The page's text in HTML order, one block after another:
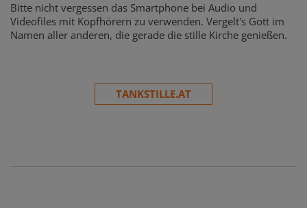
Bitte nicht vergessen das Smartphone bei Audio und
Videofiles mit Kopfhörern zu verwenden. Vergelt's Gott im
Namen aller anderen, die gerade die stille Kirche genießen.
TANKSTILLE.AT